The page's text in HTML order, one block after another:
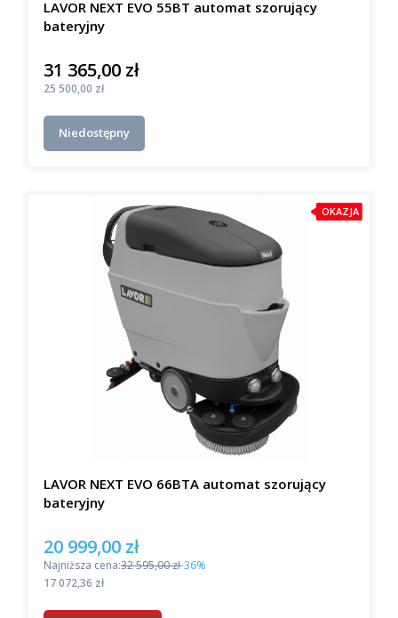
LAVOR NEXT EVO 55BT automat szorujący
bateryjny
Cena
31 365,00 zł
Cena
25 500,00 zł
Niedostępny
OKAZJA
LAVOR NEXT EVO 66BTA automat szorujący
bateryjny
Cena promocyjna
20 999,00 zł
Najniższa cena:32 595,00 zł-36%
Cena
17 072,36 zł